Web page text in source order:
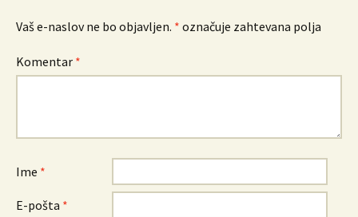
Vaš e-naslov ne bo objavljen. * označuje zahtevana polja
Komentar *
Ime *
E-pošta *